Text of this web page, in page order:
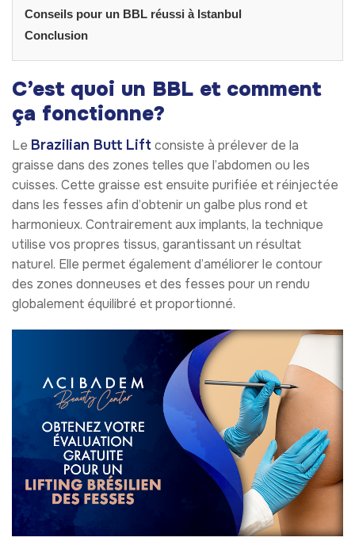
Conseils pour un BBL réussi à Istanbul
Conclusion
C’est quoi un BBL et comment
ça fonctionne?
Le Brazilian Butt Lift consiste à prélever de la
graisse dans des zones telles que l’abdomen ou les
cuisses. Cette graisse est ensuite purifiée et réinjectée
dans les fesses afin d’obtenir un galbe plus rond et
harmonieux. Contrairement aux implants, la technique
utilise vos propres tissus, garantissant un résultat
naturel. Elle permet également d’améliorer le contour
des zones donneuses et des fesses pour un rendu
globalement équilibré et proportionné.